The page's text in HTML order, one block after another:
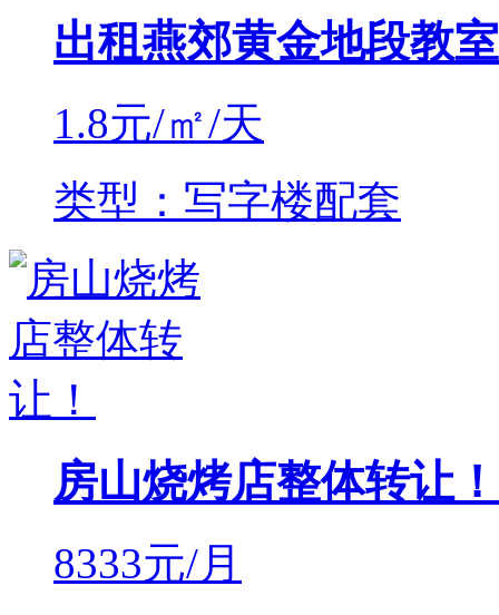
出租燕郊黄金地段教
1.8元/㎡/天
类型：写字楼配套
房山烧烤店整体转让！
8333元/月